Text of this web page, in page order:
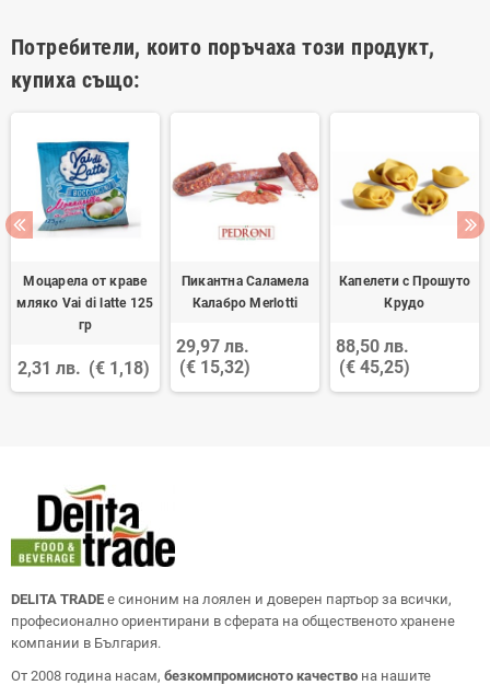
Потребители, които поръчаха този продукт,
купиха също:
Моцарела от краве
мляко Vai di latte 125
гр
2,31 лв. (€ 1,18)
Пикантна Саламела
Калабро Merlotti
29,97 лв.
(€ 15,32)
Капелети с Прошуто
Крудо
88,50 лв.
(€ 45,25)
DELITA TRADE е синоним на лоялен и доверен партьор за всички,
професионално ориентирани в сферата на общественото хранене
компании в България.
От 2008 година насам, безкомпромисното качество на нашите